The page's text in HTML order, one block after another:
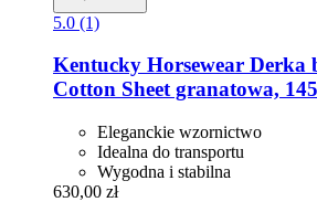
5.0 (1)
Kentucky Horsewear Derka
Cotton Sheet granatowa,
Eleganckie wzornictwo
Idealna do transportu
Wygodna i stabilna
630,00 zł